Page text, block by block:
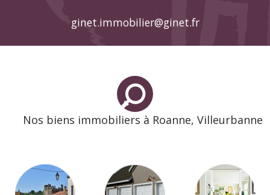
ginet.immobilier@ginet.fr
Nos biens immobiliers à Roanne, Villeurbanne